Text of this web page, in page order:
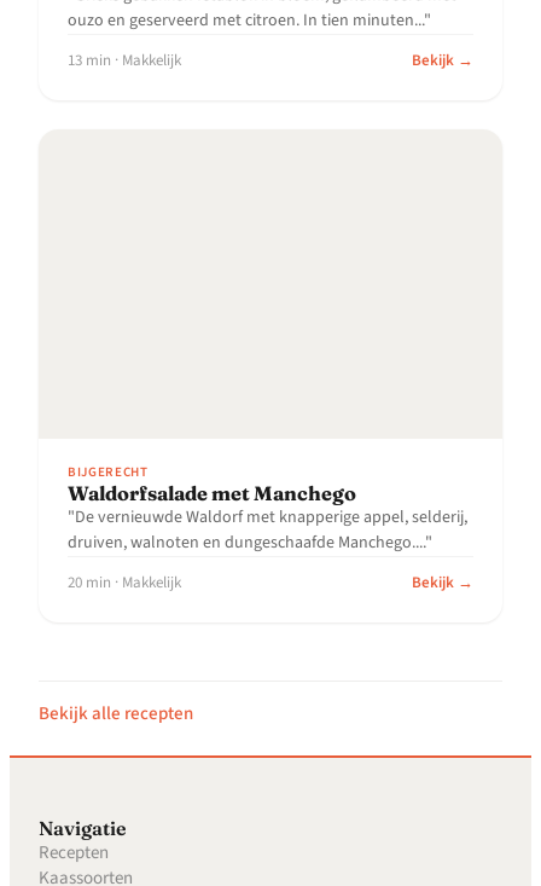
ouzo en geserveerd met citroen. In tien minuten..."
13 min · Makkelijk Bekijk →
BIJGERECHT
Waldorfsalade met Manchego
"De vernieuwde Waldorf met knapperige appel, selderij,
druiven, walnoten en dungeschaafde Manchego...."
20 min · Makkelijk Bekijk →
Bekijk alle recepten
Navigatie
Recepten
Kaassoorten